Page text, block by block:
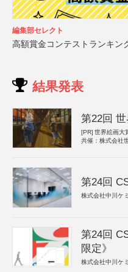
編集部セレクト
高額賞金コンテストランキン
結果発表
第22回
[PR] 世界絵画大
共催：株式会社
第24回
株式会社中川ケ
第24回
限定》
株式会社中川ケ